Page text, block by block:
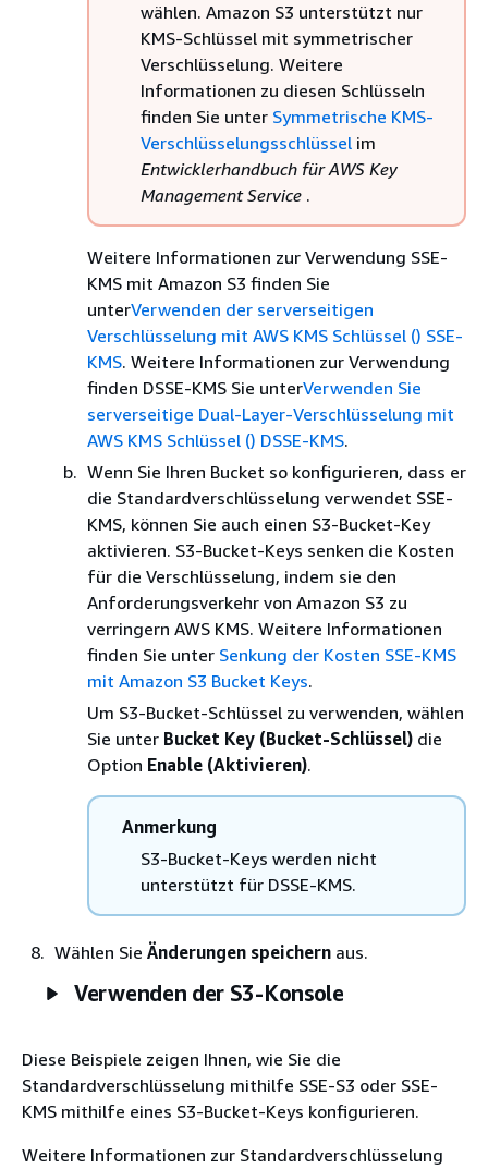
wählen. Amazon S3 unterstützt nur
KMS-Schlüssel mit symmetrischer
Verschlüsselung. Weitere
Informationen zu diesen Schlüsseln
finden Sie unter Symmetrische KMS-
Verschlüsselungsschlüssel im
Entwicklerhandbuch für AWS Key
Management Service .
Weitere Informationen zur Verwendung SSE-
KMS mit Amazon S3 finden Sie
unterVerwenden der serverseitigen
Verschlüsselung mit AWS KMS Schlüssel () SSE-
KMS. Weitere Informationen zur Verwendung
finden DSSE-KMS Sie unterVerwenden Sie
serverseitige Dual-Layer-Verschlüsselung mit
AWS KMS Schlüssel () DSSE-KMS.
Wenn Sie Ihren Bucket so konfigurieren, dass er
die Standardverschlüsselung verwendet SSE-
KMS, können Sie auch einen S3-Bucket-Key
aktivieren. S3-Bucket-Keys senken die Kosten
für die Verschlüsselung, indem sie den
Anforderungsverkehr von Amazon S3 zu
verringern AWS KMS. Weitere Informationen
finden Sie unter Senkung der Kosten SSE-KMS
mit Amazon S3 Bucket Keys.
Um S3-Bucket-Schlüssel zu verwenden, wählen
Sie unter Bucket Key (Bucket-Schlüssel) die
Option Enable (Aktivieren).
Anmerkung
S3-Bucket-Keys werden nicht
unterstützt für DSSE-KMS.
Wählen Sie Änderungen speichern aus.
Verwenden der S3-Konsole
Diese Beispiele zeigen Ihnen, wie Sie die
Standardverschlüsselung mithilfe SSE-S3 oder SSE-
KMS mithilfe eines S3-Bucket-Keys konfigurieren.
Weitere Informationen zur Standardverschlüsselung